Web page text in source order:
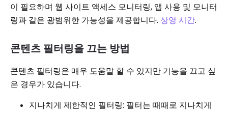
이 필요하며 웹 사이트 액세스 모니터링, 앱 사용 및 모니터
링과 같은 광범위한 가능성을 제공합니다. 상영 시간.
콘텐츠 필터링을 끄는 방법
콘텐츠 필터링은 매우 도움말 할 수 있지만 기능을 끄고 싶
은 경우가 있습니다.
지나치게 제한적인 필터링: 필터는 때때로 지나치게